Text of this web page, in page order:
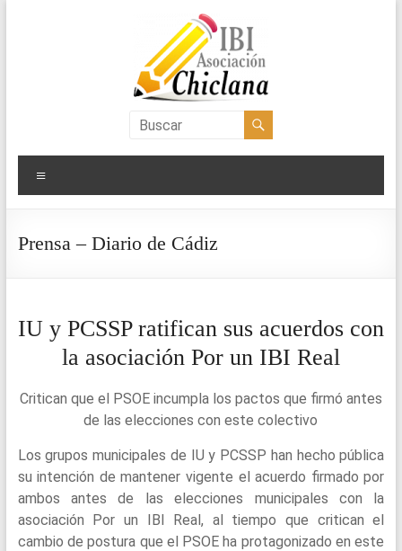
Asociación
IBI
Chiclana
Prensa – Diario de Cádiz
IU y PCSSP ratifican sus acuerdos con
la asociación Por un IBI Real
Critican que el PSOE incumpla los pactos que firmó antes
de las elecciones con este colectivo
Los grupos municipales de IU y PCSSP han hecho pública
su intención de mantener vigente el acuerdo firmado por
ambos antes de las elecciones municipales con la
asociación Por un IBI Real, al tiempo que critican el
cambio de postura que el PSOE ha protagonizado en este